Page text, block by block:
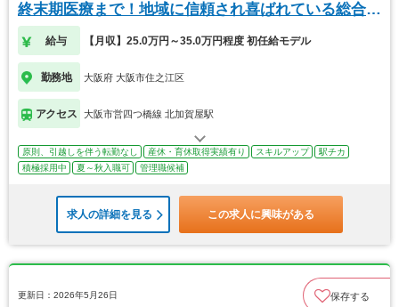
終末期医療まで！地域に信頼され喜ばれている総合病
院
給与 【月収】25.0万円～35.0万円程度 初任給モデル
勤務地 大阪府 大阪市住之江区
アクセス 大阪市営四つ橋線 北加賀屋駅
原則、引越しを伴う転勤なし 産休・育休取得実績有り スキルアップ
駅チカ
積極採用中
夏～秋入職可 管理職候補
求人の詳細を見る この求人に興味がある
更新日：2026年5月26日 保存する